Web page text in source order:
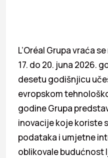
L’Oréal Grupa vraća
17. do 20. juna 2026.
desetu godišnjicu
evropskom
godine Grupa
inovacije koje koriste
podataka i umjetne
oblikovale budućnost